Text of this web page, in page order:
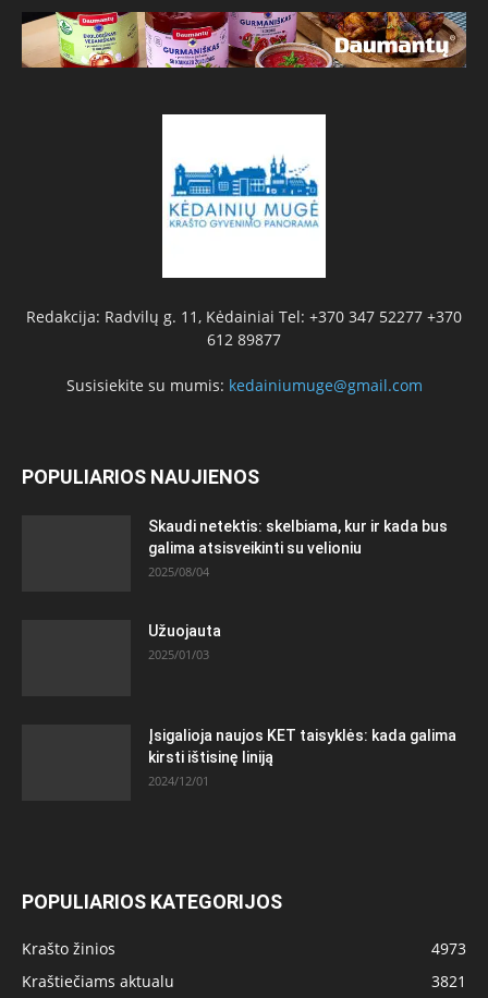
Redakcija: Radvilų g. 11, Kėdainiai Tel: +370 347 52277 +370
612 89877
Susisiekite su mumis: kedainiumuge@gmail.com
POPULIARIOS NAUJIENOS
Skaudi netektis: skelbiama, kur ir kada bus
galima atsisveikinti su velioniu
2025/08/04
Užuojauta
2025/01/03
Įsigalioja naujos KET taisyklės: kada galima
kirsti ištisinę liniją
2024/12/01
POPULIARIOS KATEGORIJOS
Krašto žinios
4973
Kraštiečiams aktualu
3821